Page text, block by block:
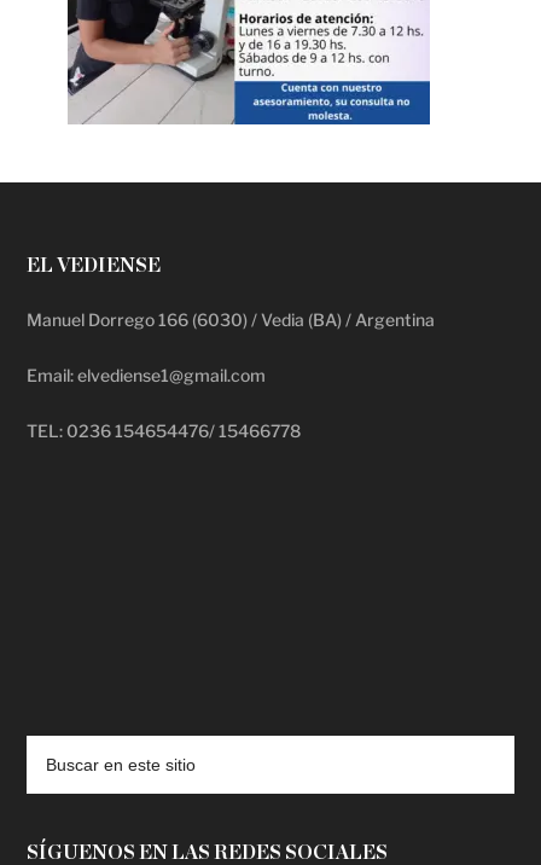
EL VEDIENSE
Manuel Dorrego 166 (6030) / Vedia (BA) / Argentina
Email: elvediense1@gmail.com
TEL: 0236 154654476/ 15466778
SÍGUENOS EN LAS REDES SOCIALES